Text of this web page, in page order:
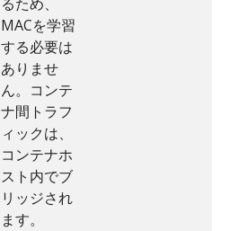
るため、
MACを学習
する必要は
ありませ
ん。コンテ
ナ間トラフ
ィックは、
コンテナホ
スト内でブ
リッジされ
ます。